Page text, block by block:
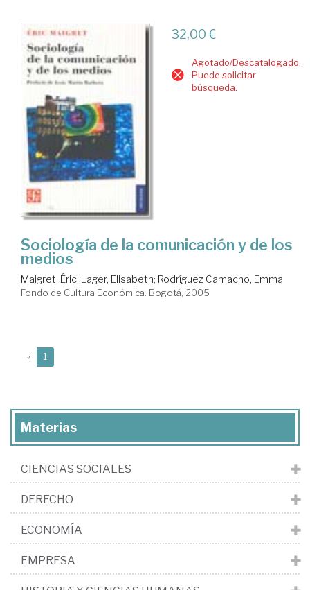
32,00 €
Agotado/Descatalogado.
Puede solicitar
búsqueda.
Sociología de la comunicación y de los
medios
Maigret, Éric; Lager, Elisabeth; Rodríguez Camacho, Emma
Fondo de Cultura Económica. Bogotá, 2005
« 1
Materias
CIENCIAS SOCIALES
DERECHO
ECONOMÍA
EMPRESA